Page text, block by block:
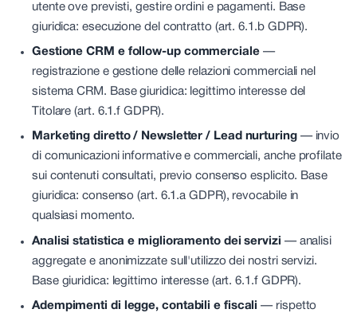
utente ove previsti, gestire ordini e pagamenti. Base
giuridica: esecuzione del contratto (art. 6.1.b GDPR).
Gestione CRM e follow-up commerciale—
registrazione e gestione delle relazioni commerciali nel
sistema CRM. Base giuridica: legittimo interesse del
Titolare (art. 6.1.f GDPR).
Marketing diretto / Newsletter / Lead nurturing— invio
di comunicazioni informative e commerciali, anche profilate
sui contenuti consultati, previo consenso esplicito. Base
giuridica: consenso (art. 6.1.a GDPR), revocabile in
qualsiasi momento.
Analisi statistica e miglioramento dei servizi — analisi
aggregate e anonimizzate sull'utilizzo dei nostri servizi.
Base giuridica: legittimo interesse (art. 6.1.f GDPR).
Adempimenti di legge, contabili e fiscali — rispetto